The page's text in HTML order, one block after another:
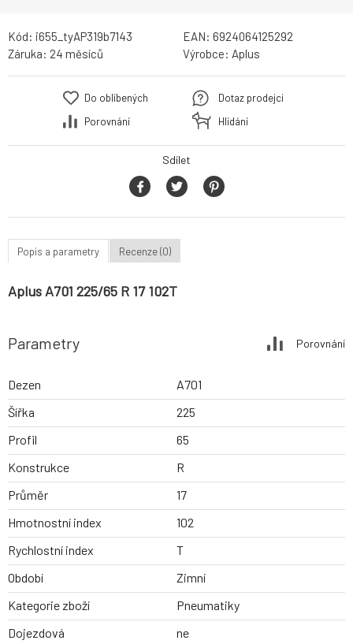
Kód: i655_tyAP319b7143 EAN: 6924064125292
Záruka: 24 měsíců Výrobce: Aplus
Do oblíbených
Porovnání
Dotaz prodejci
Hlídání
Sdílet
Popis a parametry Recenze (0)
Aplus A701 225/65 R 17 102T
Parametry Porovnání
Dezen
A701
Šířka
225
Profil
65
Konstrukce
R
Průměr
17
Hmotnostní index
102
Rychlostní index
T
Období
Zimní
Kategorie zboží
Pneumatiky
Dojezdová
ne